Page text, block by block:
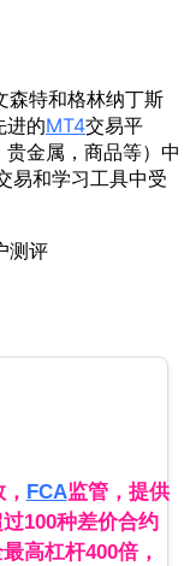
特和格林纳丁斯
进的MT4交易平
贵金属，商品等）中
易和学习工具中受
FCA监管，提供
100种差价合约
高杠杆400倍，